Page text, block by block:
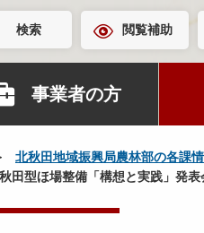
検索 閲覧補助
事業者の方
北秋田地域振興局農林部の各課
田型ほ場整備「構想と実践」発